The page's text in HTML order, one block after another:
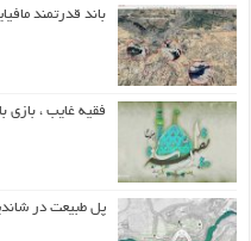
باند قدرتمند
فقیه غایب ، بازی
پل طبیعت در